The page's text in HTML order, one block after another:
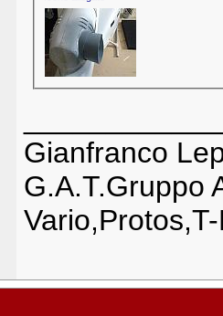
Gianfranco
G.A.T.Gruppo